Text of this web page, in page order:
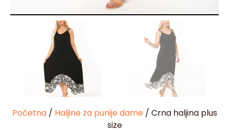
Početna/ Haljine za punije dame/ Crna haljina plus
size